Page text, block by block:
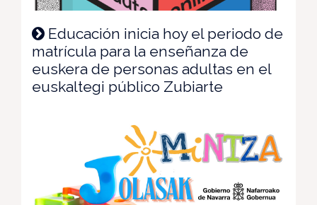
Educación inicia hoy el periodo de
matrícula para la enseñanza de
euskera de personas adultas en el
euskaltegi público Zubiarte